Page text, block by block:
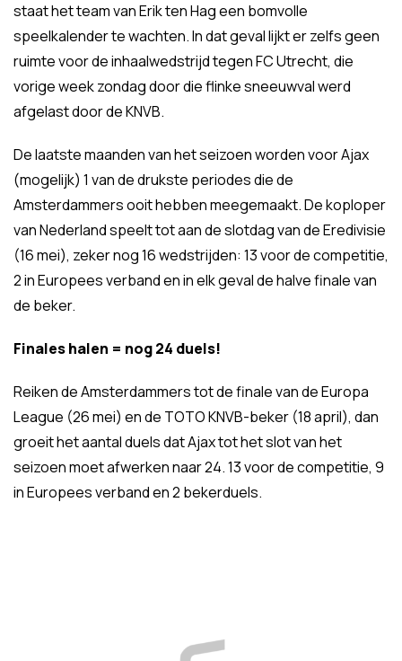
staat het team van Erik ten Hag een bomvolle
speelkalender te wachten. In dat geval lijkt er zelfs geen
ruimte voor de inhaalwedstrijd tegen FC Utrecht, die
vorige week zondag door die flinke sneeuwval werd
afgelast door de KNVB.
De laatste maanden van het seizoen worden voor Ajax
(mogelijk) 1 van de drukste periodes die de
Amsterdammers ooit hebben meegemaakt. De koploper
van Nederland speelt tot aan de slotdag van de Eredivisie
(16 mei), zeker nog 16 wedstrijden: 13 voor de competitie,
2 in Europees verband en in elk geval de halve finale van
de beker.
Finales halen = nog 24 duels!
Reiken de Amsterdammers tot de finale van de Europa
League (26 mei) en de TOTO KNVB-beker (18 april), dan
groeit het aantal duels dat Ajax tot het slot van het
seizoen moet afwerken naar 24. 13 voor de competitie, 9
in Europees verband en 2 bekerduels.